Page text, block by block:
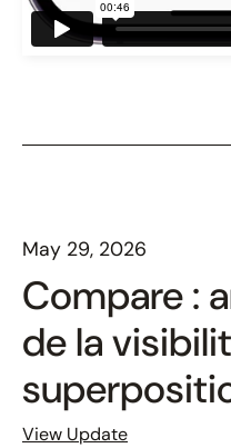
May 29, 2026
Compare :
de la
View Update